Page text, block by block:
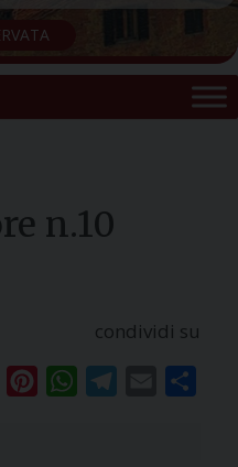
n.10
condividi su
TwitterPinterestWhatsAppTelegram
Email